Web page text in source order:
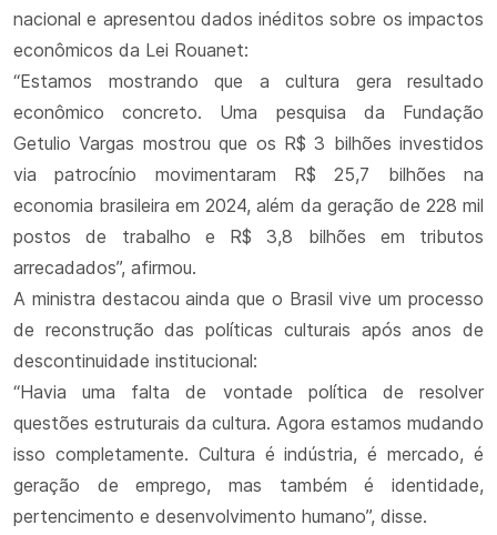
nacional e apresentou dados inéditos sobre os impactos
econômicos da Lei Rouanet:
“Estamos mostrando que a cultura gera resultado
econômico concreto. Uma pesquisa da Fundação
Getulio Vargas mostrou que os R$ 3 bilhões investidos
via patrocínio movimentaram R$ 25,7 bilhões na
economia brasileira em 2024, além da geração de 228 mil
postos de trabalho e R$ 3,8 bilhões em tributos
arrecadados”, afirmou.
A ministra destacou ainda que o Brasil vive um processo
de reconstrução das políticas culturais após anos de
descontinuidade institucional:
“Havia uma falta de vontade política de resolver
questões estruturais da cultura. Agora estamos mudando
isso completamente. Cultura é indústria, é mercado, é
geração de emprego, mas também é identidade,
pertencimento e desenvolvimento humano”, disse.